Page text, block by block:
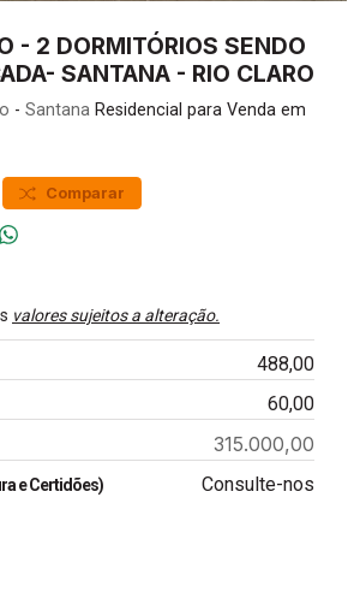
- 2 DORMITÓRIOS SENDO
SANTANA - RIO CLARO
- Santana Residencial para Venda em
Comparar
valores sujeitos a alteração.
488,00
60,00
315.000,00
e Certidões) Consulte-nos